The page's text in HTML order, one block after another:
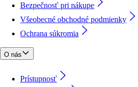
Bezpečnosť pri nákupe
Všeobecné obchodné podmienky
Ochrana súkromia
O nás
Prístupnosť